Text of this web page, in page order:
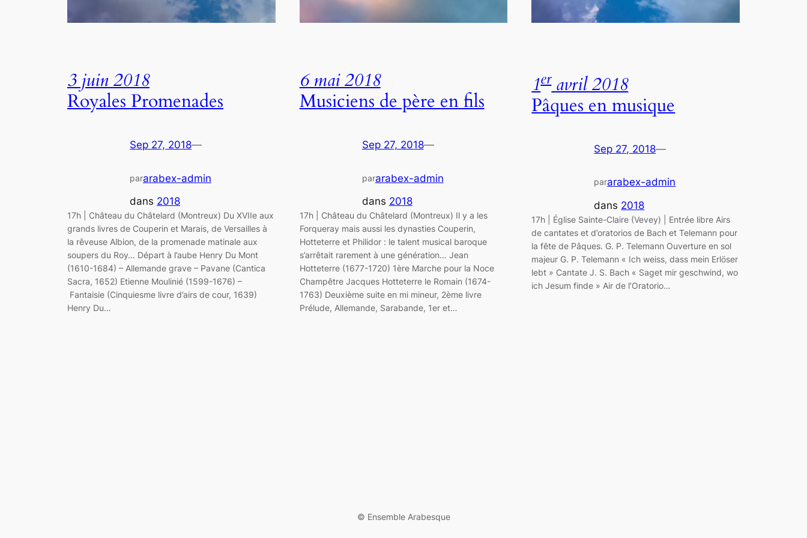
3 juin 2018
Royales Promenades
Sep 27, 2018—
pararabex-admin
dans 2018
17h | Château du Châtelard (Montreux) Du XVIIe aux
grands livres de Couperin et Marais, de Versailles à
la rêveuse Albion, de la promenade matinale aux
soupers du Roy… Départ à l’aube Henry Du Mont
(1610-1684) – Allemande grave – Pavane (Cantica
Sacra, 1652) Etienne Moulinié (1599-1676) –
Fantaisie (Cinquiesme livre d’airs de cour, 1639)
Henry Du…
6 mai 2018
Musiciens de père en fils
Sep 27, 2018—
pararabex-admin
dans 2018
17h | Château du Châtelard (Montreux) Il y a les
Forqueray mais aussi les dynasties Couperin,
Hotteterre et Philidor : le talent musical baroque
s’arrêtait rarement à une génération… Jean
Hotteterre (1677-1720) 1ère Marche pour la Noce
Champêtre Jacques Hotteterre le Romain (1674-
1763) Deuxième suite en mi mineur, 2ème livre
Prélude, Allemande, Sarabande, 1er et…
1eravril 2018
Pâques en musique
Sep 27, 2018—
pararabex-admin
dans 2018
17h | Église Sainte-Claire (Vevey) | Entrée libre Airs
de cantates et d’oratorios de Bach et Telemann pour
la fête de Pâques. G. P. Telemann Ouverture en sol
majeur G. P. Telemann « Ich weiss, dass mein Erlöser
lebt » Cantate J. S. Bach « Saget mir geschwind, wo
ich Jesum finde » Air de l’Oratorio…
©️ Ensemble Arabesque